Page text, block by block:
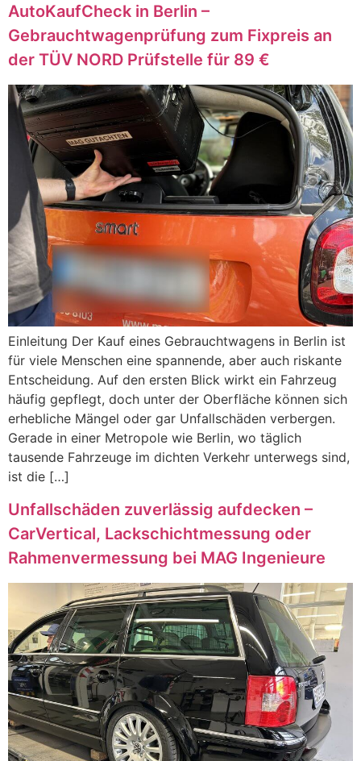
AutoKaufCheck in Berlin –
Gebrauchtwagenprüfung zum Fixpreis an
der TÜV NORD Prüfstelle für 89 €
Einleitung Der Kauf eines Gebrauchtwagens in Berlin ist
für viele Menschen eine spannende, aber auch riskante
Entscheidung. Auf den ersten Blick wirkt ein Fahrzeug
häufig gepflegt, doch unter der Oberfläche können sich
erhebliche Mängel oder gar Unfallschäden verbergen.
Gerade in einer Metropole wie Berlin, wo täglich
tausende Fahrzeuge im dichten Verkehr unterwegs sind,
ist die […]
Unfallschäden zuverlässig aufdecken –
CarVertical, Lackschichtmessung oder
Rahmenvermessung bei MAG Ingenieure